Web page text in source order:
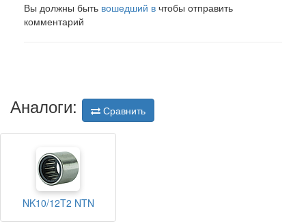
Вы должны быть вошедший в чтобы отправить
комментарий
Аналоги: Сравнить
NK10/12T2 NTN